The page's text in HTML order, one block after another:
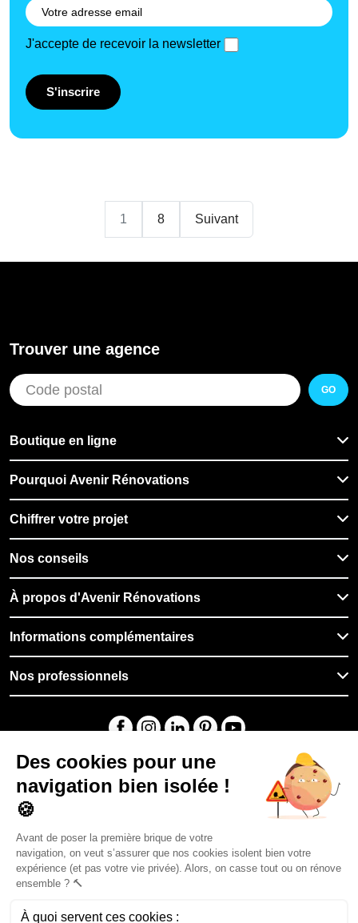
J'accepte de recevoir la newsletter
S'inscrire
1 8 Suivant
Trouver une agence
GO
Boutique en ligne
Pourquoi Avenir Rénovations
Chiffrer votre projet
Nos conseils
À propos d'Avenir Rénovations
Informations complémentaires
Nos professionnels
🇫🇷 France